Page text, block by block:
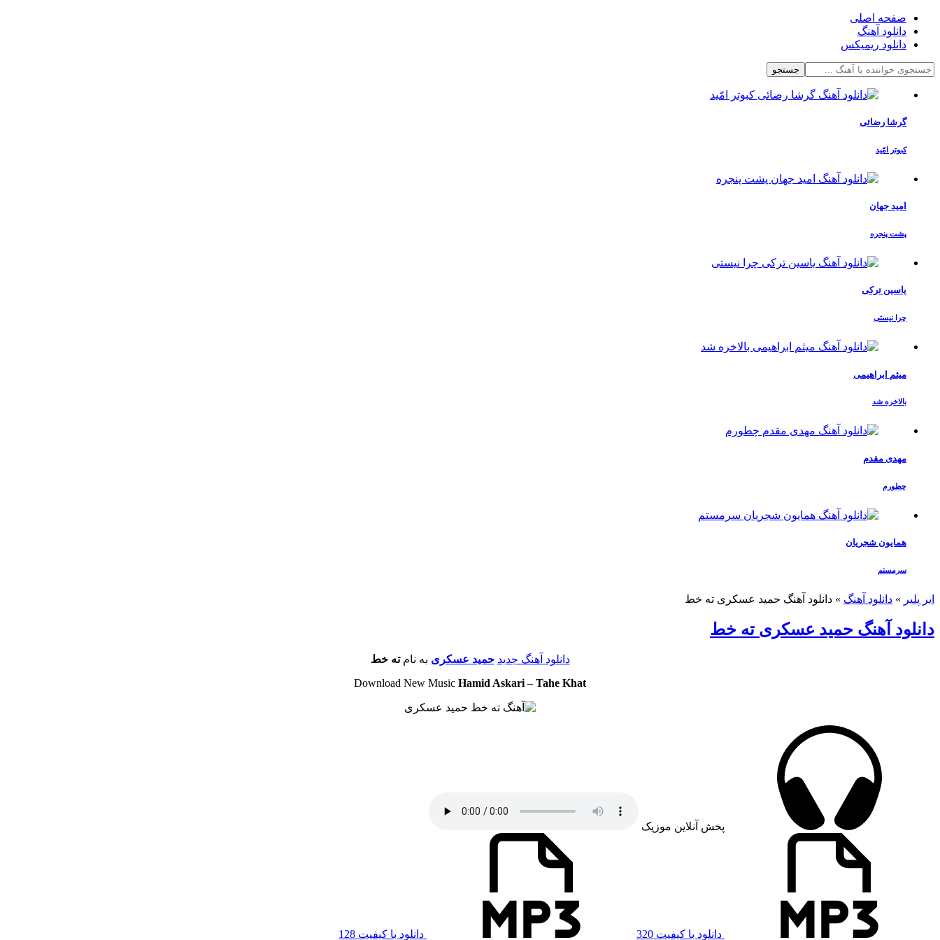
صفحه اصلی
دانلود آهنگ
دانلود ریمیکس
جستجو
گرشا رضائی
کبوتر امّید
امید جهان
پشت پنجره
یاسین ترکی
چرا نیستی
میثم ابراهیمی
بالاخره شد
مهدی مقدم
چطورم
همایون شجریان
سرمستم
ایر پلیر » دانلود آهنگ » دانلود آهنگ حمید عسکری ته خط
دانلود آهنگ حمید عسکری ته خط
دانلود آهنگ جدید حمید عسکری به نامته خط
Download New Music Hamid Askari– Tahe Khat
پخش آنلاین موزیک
دانلود با کیفیت 320 دانلود با کیفیت 128